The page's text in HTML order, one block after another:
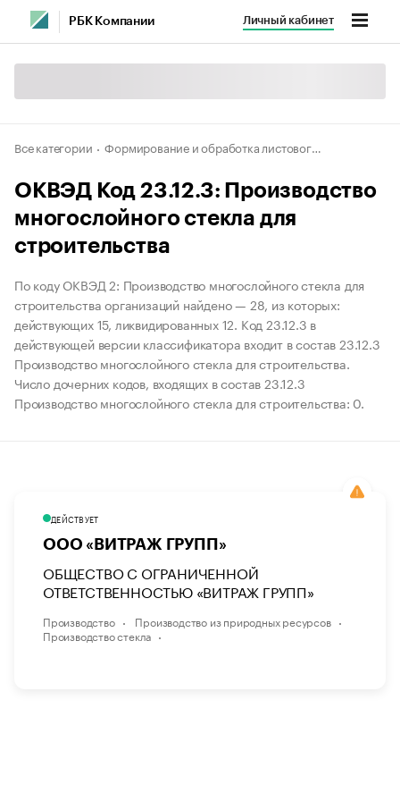
РБК Компании Личный кабинет
Все категории Формирование и обработка листового стекла
ОКВЭД Код 23.12.3: Производство
многослойного стекла для
строительства
По коду ОКВЭД 2: Производство многослойного стекла для
строительства организаций найдено — 28, из которых:
действующих 15, ликвидированных 12. Код 23.12.3 в
действующей версии классификатора входит в состав 23.12.3
Производство многослойного стекла для строительства.
Число дочерних кодов, входящих в состав 23.12.3
Производство многослойного стекла для строительства: 0.
ДЕЙСТВУЕТ
ООО «ВИТРАЖ ГРУПП»
ОБЩЕСТВО С ОГРАНИЧЕННОЙ
ОТВЕТСТВЕННОСТЬЮ «ВИТРАЖ ГРУПП»
Производство
Производство из природных ресурсов
Производство стекла